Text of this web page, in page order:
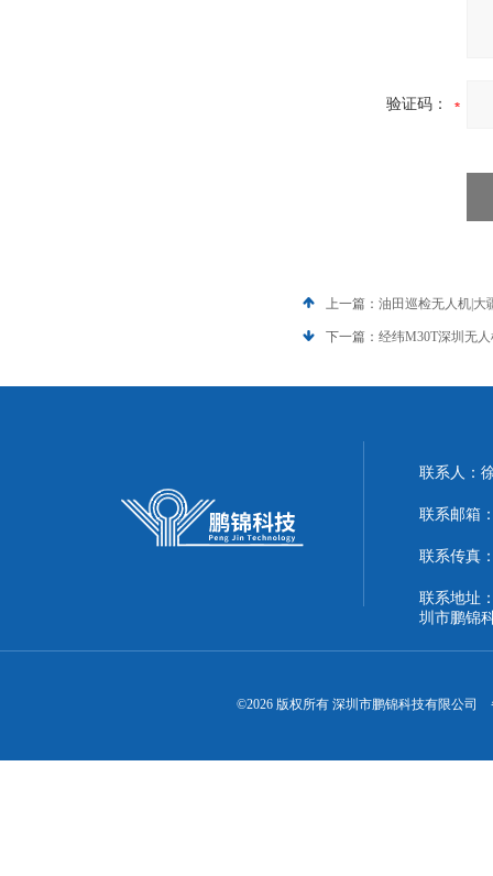
验证码：
上一篇： 油田巡检无人机|大
下一篇： 经纬M30T深圳无
联系人：
联系邮箱
联系传真
联系地址
圳市鹏锦
©2026 版权所有 深圳市鹏锦科技有限公司